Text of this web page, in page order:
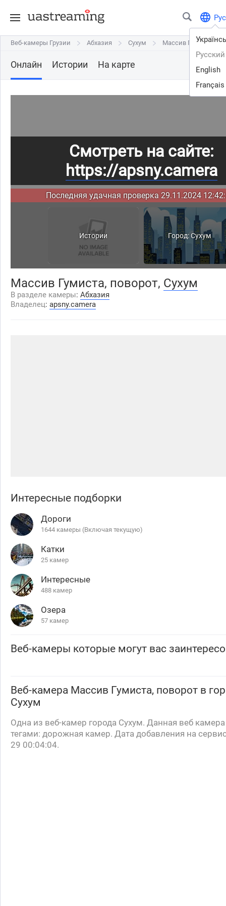
Рус
Русский
English
Français
Веб-камеры Грузии Абхазия Сухум Массив Гумиста,
Веб-камеры Грузии Абхазия Сухум Массив Гумиста,
Онлайн Истории На карте
Смотреть на сайте:
https://apsny.camera
Последняя удачная проверка 29.11.2024
Истории Город: Сухум
Массив Гумиста, поворот, Сухум
В разделе камеры: Абхазия
Владелец: apsny.camera
Интересные подборки
Дороги
1644 камеры (Включая текущую)
Катки
25 камер
Интересные
488 камер
Озера
57 камер
Веб-камеры которые могут вас
Веб-камера Массив Гумиста, поворот в
Сухум
Oдна из веб-камер города Сухум. Данная веб
тегами: дорожная камер. Дата добавления на
29 00:04:04.